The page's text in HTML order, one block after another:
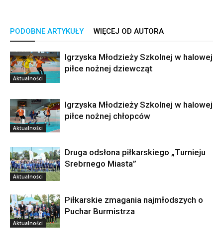
PODOBNE ARTYKUŁY WIĘCEJ OD AUTORA
Aktualności
Igrzyska Młodzieży Szkolnej w halowej
piłce nożnej dziewcząt
Aktualności
Igrzyska Młodzieży Szkolnej w halowej
piłce nożnej chłopców
Aktualności
Druga odsłona piłkarskiego „Turnieju
Srebrnego Miasta”
Aktualności
Piłkarskie zmagania najmłodszych o
Puchar Burmistrza